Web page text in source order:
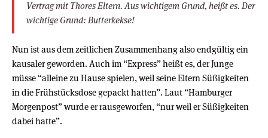
Vertrag mit Thores Eltern. Aus wichtigem Grund, heißt es. Der
wichtige Grund: Butterkekse!
Nun ist aus dem zeitlichen Zusammenhang also endgültig ein
kausaler geworden. Auch im “Express” heißt es, der Junge
müsse “alleine zu Hause spielen, weil seine Eltern Süßigkeiten
in die Frühstücksdose gepackt hatten”. Laut “Hamburger
Morgenpost” wurde er rausgeworfen, “nur weil er Süßigkeiten
dabei hatte”.